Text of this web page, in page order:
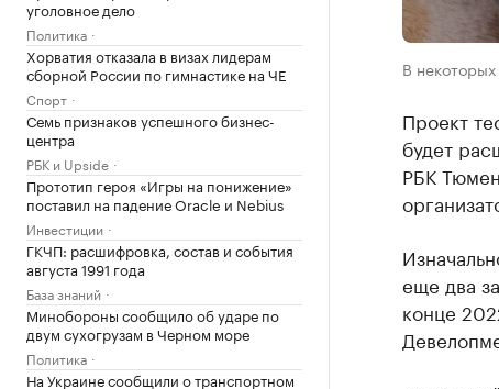
уголовное дело
Политика
Хорватия отказала в визах лидерам
сборной России по гимнастике на ЧЕ
Спорт
Семь признаков успешного бизнес-
центра
РБК и Upside
Прототип героя «Игры на понижение»
поставил на падение Oracle и Nebius
Инвестиции
ГКЧП: расшифровка, состав и события
августа 1991 года
База знаний
Минобороны сообщило об ударе по
двум сухогрузам в Черном море
Политика
На Украине сообщили о транспортном
В
Проект
будет
РБК
еще два
конце